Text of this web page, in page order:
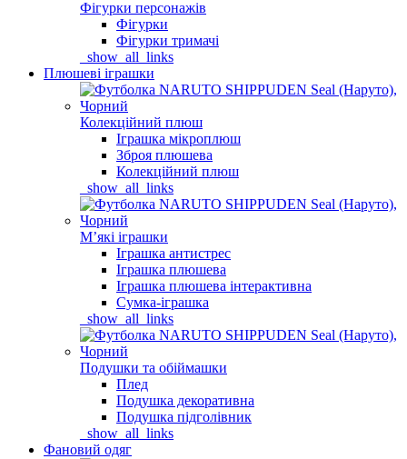
Фігурки персонажів
Фігурки
Фігурки тримачі
_show_all_links
Плюшеві іграшки
Колекційний плюш
Іграшка мікроплюш
Зброя плюшева
Колекційний плюш
_show_all_links
Мʼякі іграшки
Іграшка антистрес
Іграшка плюшева
Іграшка плюшева інтерактивна
Сумка-іграшка
_show_all_links
Подушки та обіймашки
Плед
Подушка декоративна
Подушка підголівник
_show_all_links
Фановий одяг